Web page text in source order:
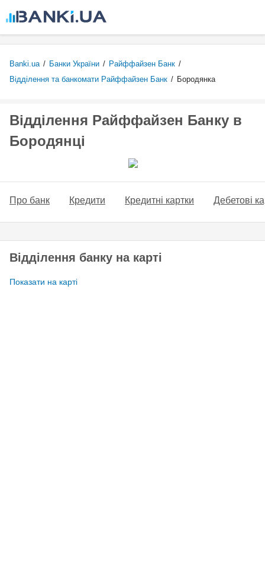
до
основного
вмісту
Banki.ua / Банки України / Райффайзен Банк /
Відділення та банкомати Райффайзен Банк / Бородянка
Відділення Райффайзен Банку в
Бородянці
Про банк Кредити Кредитні картки Дебетові
Відділення банку на карті
Показати на карті